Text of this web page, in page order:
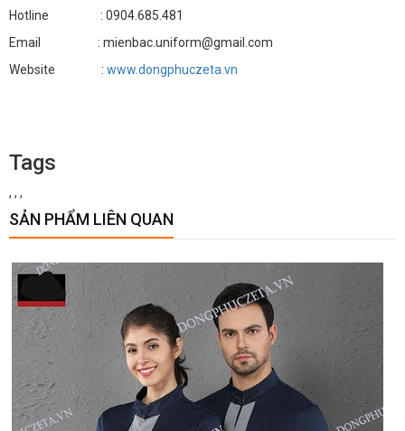
Hotline : 0904.685.481
Email : mienbac.uniform@gmail.com
Website : www.dongphuczeta.vn
Tags
, , ,
SẢN PHẨM LIÊN QUAN